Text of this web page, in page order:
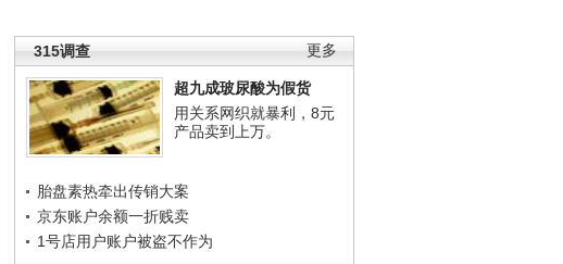
更多
315调查
超九成玻尿酸为假货
用关系网织就暴利，8元
产品卖到上万。
胎盘素热牵出传销大案
京东账户余额一折贱卖
1号店用户账户被盗不作为